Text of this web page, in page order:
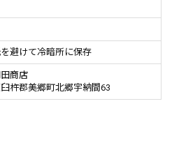
避けて冷暗所に保存
田商店
杵郡美郷町北郷宇納間63